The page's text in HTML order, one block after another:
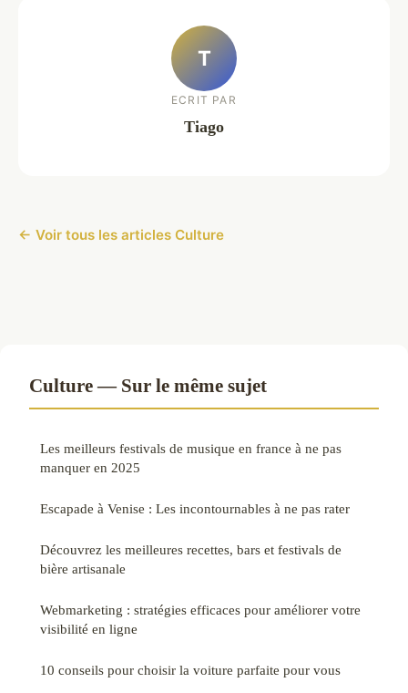
T
ECRIT PAR
Tiago
← Voir tous les articles Culture
Culture — Sur le même sujet
Les meilleurs festivals de musique en france à ne pas
manquer en 2025
Escapade à Venise : Les incontournables à ne pas rater
Découvrez les meilleures recettes, bars et festivals de
bière artisanale
Webmarketing : stratégies efficaces pour améliorer votre
visibilité en ligne
10 conseils pour choisir la voiture parfaite pour vous